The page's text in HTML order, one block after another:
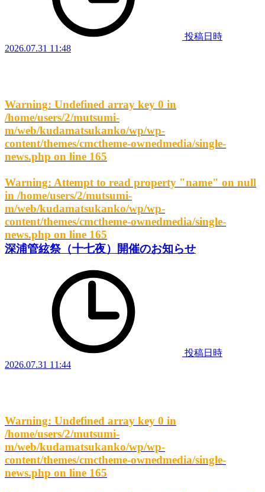
投稿日時
2026.07.31 11:48
Warning: Undefined array key 0 in
/home/users/2/mutsumi-
m/web/kudamatsukanko/wp/wp-
content/themes/cmctheme-ownedmedia/single-
news.php on line 165
Warning: Attempt to read property "name" on null
in /home/users/2/mutsumi-
m/web/kudamatsukanko/wp/wp-
content/themes/cmctheme-ownedmedia/single-
news.php on line 165
深浦管絃祭（十七夜）開催のお知らせ
投稿日時
2026.07.31 11:44
Warning: Undefined array key 0 in
/home/users/2/mutsumi-
m/web/kudamatsukanko/wp/wp-
content/themes/cmctheme-ownedmedia/single-
news.php on line 165